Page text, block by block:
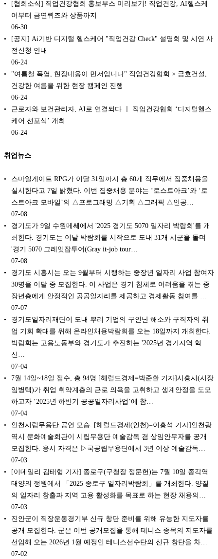
[협회소식] 직업건강협회 홍보부스 미리보기! 직업건강, AI헬스케
어부터 금연퀴즈와 상품까지
06-30
[공지] Ai기반 디지털 헬스케어 "직업건강 Check" 설명회 및 시연 사
전신청 안내
06-24
"여름철 폭염, 현장대응이 먼저입니다" 직업건강협회 × 금호건설,
건강한 여름을 위한 현장 캠페인 진행
06-24
근로자와 보건관리자, AI로 연결되다 ㅣ 직업건강협회 ‘디지털헬스
케어 선포식’ 개최
06-24
취업뉴스
스마일게이트 RPG가 이달 31일까지 총 60개 직무에서 집중채용을
실시한다고 7일 밝혔다. 이번 집중채용 분야는 ‘로스트아크’와 ‘로
스트아크 모바일’의 △프로그래밍 △기획 △그래픽 △인공…
07-08
경기도가 9일 수원메쎄에서 '2025 경기도 5070 일자리 박람회'를 개
최한다. 경기도는 이날 박람회를 시작으로 도내 31개 시군을 돌며
'경기 5070 그레잇잡투어(Gray it-job tour…
07-08
경기도 시흥시는 오는 9월부터 시행하는 중장년 일자리 사업 참여자
30명을 이달 중 모집한다. 이 사업은 경기 침체로 어려움을 겪는 중
장년층에게 안정적인 공공일자리를 제공하고 경제활동 참여를 …
07-07
경기도일자리재단이 도내 뿌리 기업의 구인난 해소와 구직자의 취
업 기회 확대를 위해 온라인채용박람회를 오는 18일까지 개최한다.
박람회는 고용노동부와 경기도가 추진하는 '2025년 경기지역 혁
신…
07-04
7월 14일~18일 접수, 총 94명 [헤럴드경제=박준환 기자]시흥시(시장
임병택)가 취업 취약계층의 근로 의욕을 고취하고 생계안정을 도모
하고자 ‘2025년 하반기 공공일자리사업’에 참…
07-04
인천시립무용단 공연 모습. [헤럴드경제(인천)=이홍석 기자]인천광
역시 문화예술회관이 시립무용단 예술감독 겸 상임안무자를 공개
모집한다. 응시 자격은 ▷국공립무용단에서 3년 이상 예술감독…
07-03
[이데일리 김태형 기자] 종로구(구청장 정문헌)는 7월 10일 종각역
태양의 정원에서 「2025 종로구 일자리박람회」를 개최한다. 양질
의 일자리 창출과 지역 고용 활성화를 목표로 하는 현장 채용의…
07-03
진안군이 직장운동경기부 신규 창단 준비를 위해 유능한 지도자를
공개 모집한다. 군은 이번 공개모집을 통해 테니스 종목의 지도자를
선임해 오는 2026년 1월 예정인 테니스선수단의 신규 창단을 차…
07-02